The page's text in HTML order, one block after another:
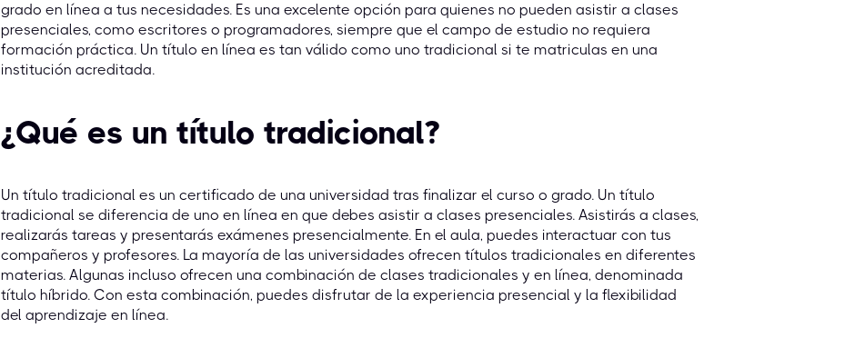
grado en línea a tus necesidades. Es una excelente opción para quienes no pueden asistir a clases
presenciales, como escritores o programadores, siempre que el campo de estudio no requiera
formación práctica. Un título en línea es tan válido como uno tradicional si te matriculas en una
institución acreditada.
¿Qué es un título tradicional?
Un título tradicional es un certificado de una universidad tras finalizar el curso o grado. Un título
tradicional se diferencia de uno en línea en que debes asistir a clases presenciales. Asistirás a clases,
realizarás tareas y presentarás exámenes presencialmente. En el aula, puedes interactuar con tus
compañeros y profesores. La mayoría de las universidades ofrecen títulos tradicionales en diferentes
materias. Algunas incluso ofrecen una combinación de clases tradicionales y en línea, denominada
título híbrido. Con esta combinación, puedes disfrutar de la experiencia presencial y la flexibilidad
del aprendizaje en línea.